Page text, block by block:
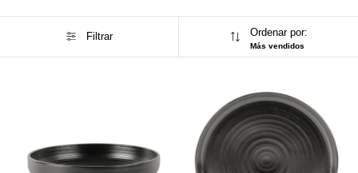
Filtrar Ordenar por:
Más vendidos